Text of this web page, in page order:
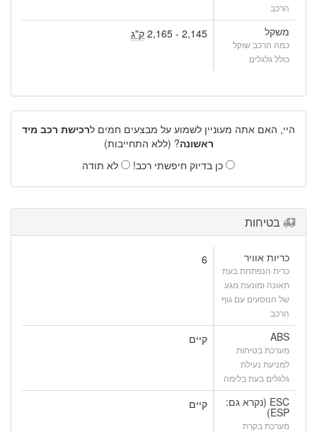
הרכב
משקל
כמה הרכב שוקל
כולל גלגלים
2,145 - 2,165 ק"ג
היי, האם אתה מעוניין לשמוע על מבצעים חמים לרכישת רכב מיד
ראשונה? (ללא התחייבות)
כן בדיוק חיפשתי רכב!
לא תודה
בטיחות
כריות אוויר
כרית הנפתחת בעת
תאונה ומונעת מגע
של הנוסעים עם גוף
הרכב
6
ABS
מערכת בטיחות
למניעת נעילת
גלגלים בעת בלימה
קיים
ESC (נקרא גם:
ESP)
מערכת בקרת
קיים